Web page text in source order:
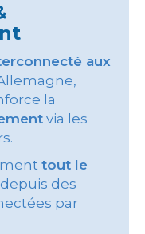
aux
la
via les
tout le
depuis des
par